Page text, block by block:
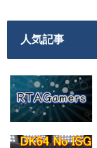
人気記事